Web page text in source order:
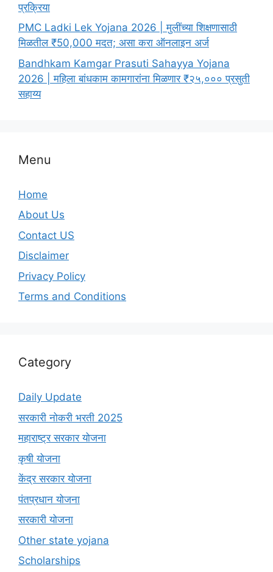
प्रक्रिया
PMC Ladki Lek Yojana 2026 | मुलींच्या शिक्षणासाठी
मिळतील ₹50,000 मदत; असा करा ऑनलाइन अर्ज
Bandhkam Kamgar Prasuti Sahayya Yojana
2026 | महिला बांधकाम कामगारांना मिळणार ₹२५,००० प्रसुती
सहाय्य
Menu
Home
About Us
Contact US
Disclaimer
Privacy Policy
Terms and Conditions
Category
Daily Update
सरकारी नोकरी भरती 2025
महाराष्ट्र सरकार योजना
कृषी योजना
केंद्र सरकार योजना
पंतप्रधान योजना
सरकारी योजना
Other state yojana
Scholarships